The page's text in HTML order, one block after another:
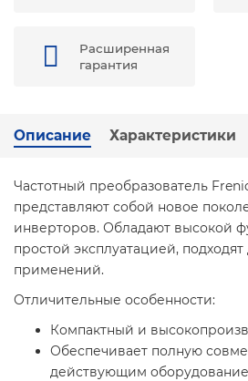
Расширенная
гарантия
Описание Характеристики
Частотный преобразователь
представляют собой новое
инверторов. Обладают высокой
простой эксплуатацией,
применений.
Отличительные особенности:
Компактный и
Обеспечивает полную
действующим